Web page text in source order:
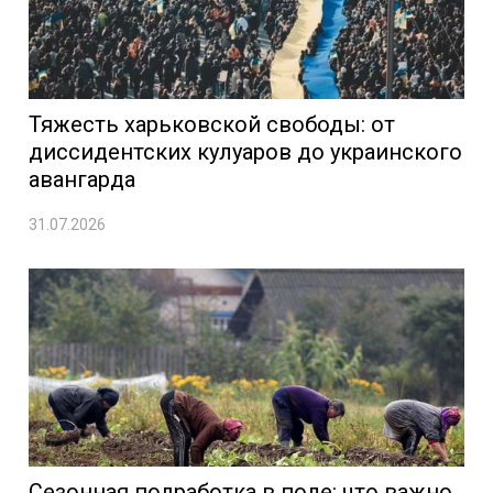
Тяжесть харьковской свободы: от
диссидентских кулуаров до украинского
авангарда
31.07.2026